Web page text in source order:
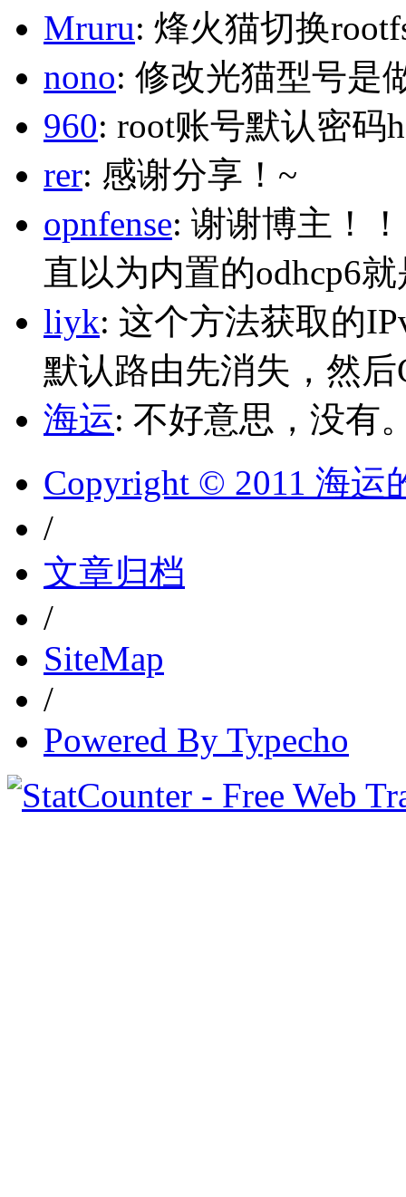
Mruru: 烽火猫切换
nono: 修改光猫型号是
960: root账号默认密码
rer: 感谢分享！~
opnfense: 谢谢博主！
直以为内置的odhcp6
liyk: 这个方法获取的
默认路由先消失，然
海运: 不好意思，没有
Copyright © 2011 海运
/
文章归档
/
SiteMap
/
Powered By Typecho